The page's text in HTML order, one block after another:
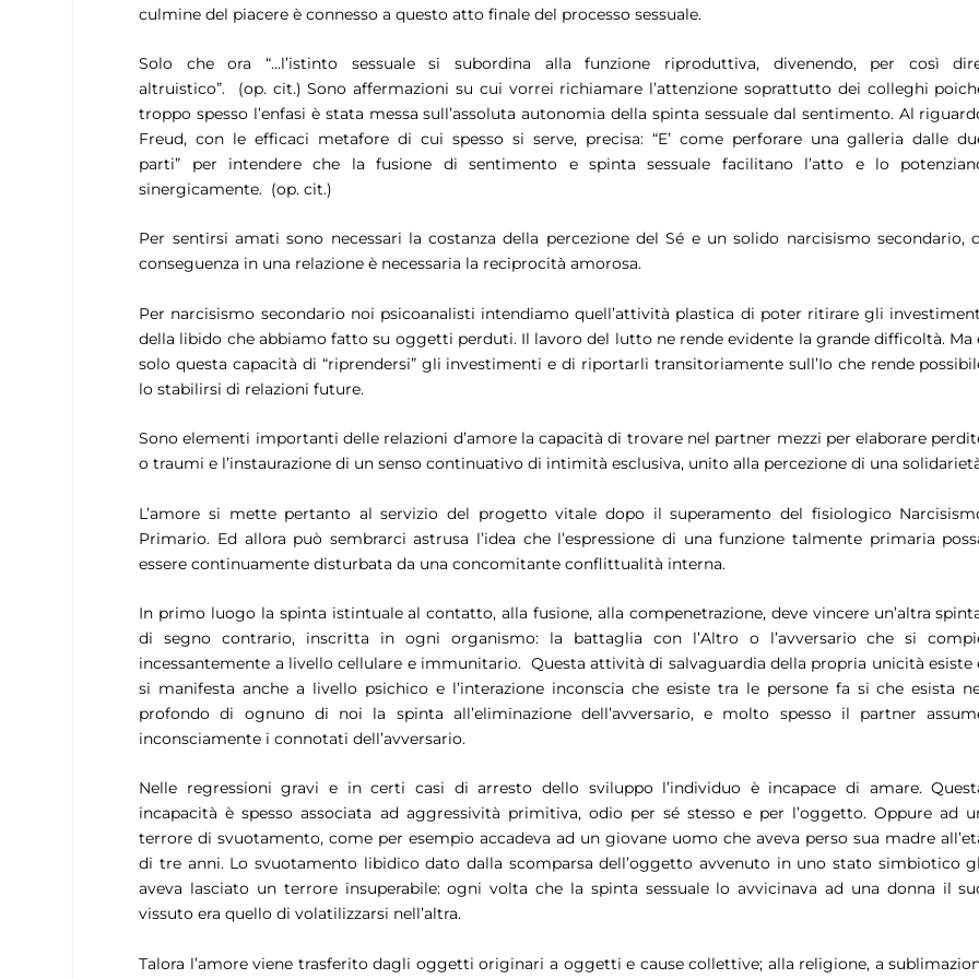
culmine del piacere è connesso a questo atto finale del processo sessuale.
Solo che ora“…l’istinto sessuale si subordina alla funzione riproduttiva, divenendo, per così
altruistico”. (op. cit.) Sono affermazioni su cui vorrei richiamare l’attenzione soprattutto dei colleghi
troppo spesso l’enfasi è stata messa sull’assoluta autonomia della spinta sessuale dal sentimento. Al
Freud, con le efficaci metafore di cui spesso si serve, precisa: “E’ come perforare una galleria dalle
parti” per intendere che la fusione di sentimento e spinta sessuale facilitano l’atto e lo
sinergicamente. (op. cit.)
Per sentirsi amati sono necessari la costanza della percezione del Sé e un solido narcisismo secondario,
conseguenza in una relazione è necessaria la reciprocità amorosa.
Per narcisismo secondario noi psicoanalisti intendiamo quell’attività plastica di poter ritirare gli
della libido che abbiamo fatto su oggetti perduti. Il lavoro del lutto ne rende evidente la grande difficoltà. Ma
solo questa capacità di “riprendersi” gli investimenti e di riportarli transitoriamente sull’Io che rende
lo stabilirsi di relazioni future.
Sono elementi importanti delle relazioni d’amore la capacità di trovare nel partner mezzi per elaborare
o traumi e l’instaurazione di un senso continuativo di intimità esclusiva, unito alla percezione di una
L’amore si mette pertanto al servizio del progetto vitale dopo il superamento del fisiologico
Primario. Ed allora può sembrarci astrusa l’idea che l’espressione di una funzione talmente primaria
essere continuamente disturbata da una concomitante conflittualità interna.
In primo luogo la spinta istintuale al contatto, alla fusione, alla compenetrazione, deve vincere un’altra
di segno contrario, inscritta in ogni organismo: la battaglia con l’Altro o l’avversario che si
incessantemente a livello cellulare e immunitario. Questa attività di salvaguardia della propria unicità esiste
si manifesta anche a livello psichico e l’interazione inconscia che esiste tra le persone fa si che esista
profondo di ognuno di noi la spinta all’eliminazione dell’avversario, e molto spesso il partner
inconsciamente i connotati dell’avversario.
Nelle regressioni gravi e in certi casi di arresto dello sviluppo l’individuo è incapace di amare.
incapacità è spesso associata ad aggressività primitiva, odio per sé stesso e per l’oggetto. Oppure ad
terrore di svuotamento, come per esempio accadeva ad un giovane uomo che aveva perso sua madre
di tre anni. Lo svuotamento libidico dato dalla scomparsa dell’oggetto avvenuto in uno stato simbiotico
aveva lasciato un terrore insuperabile: ogni volta che la spinta sessuale lo avvicinava ad una donna il
vissuto era quello di volatilizzarsi nell’altra.
Talora l’amore viene trasferito dagli oggetti originari a oggetti e cause collettive; alla religione, a